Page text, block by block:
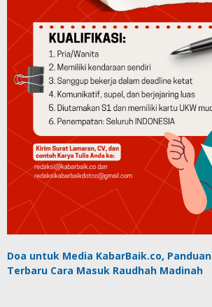
Doa untuk Media KabarBaik.co, Panduan
Terbaru Cara Masuk Raudhah Madinah